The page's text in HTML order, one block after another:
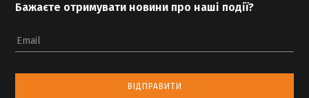
Бажаєте отримувати новини про наші події?
Email
ВІДПРАВИТИ